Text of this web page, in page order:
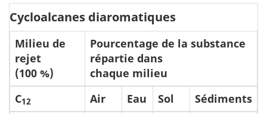
Cycloalcanes diaromatiques
Milieu de
rejet
(100 %)
Pourcentage de la substance
répartie dans
chaque milieu
C12 Air Eau Sol
Sédiments